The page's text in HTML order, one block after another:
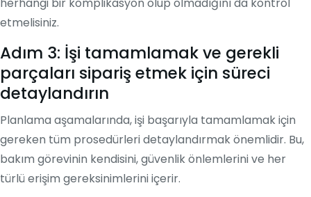
etmelisiniz.
Adım 3: İşi tamamlamak ve gerekli
parçaları sipariş etmek için süreci
detaylandırın
Planlama aşamalarında, işi başarıyla tamamlamak için
gereken tüm prosedürleri detaylandırmak önemlidir. Bu,
bakım görevinin kendisini, güvenlik önlemlerini ve her
türlü erişim gereksinimlerini içerir.